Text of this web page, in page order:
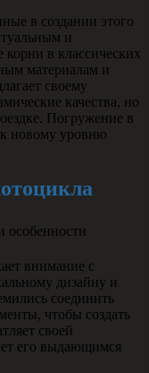
в создании этого
и
в классических
материалам и
своему
качества, но
Погружение в
новому уровню
внимание с
дизайну и
соединить
чтобы создать
своей
его выдающимся